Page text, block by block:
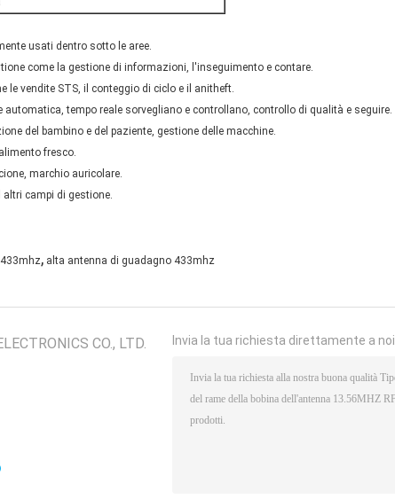
usati dentro sotto le aree.
come la gestione di informazioni, l'inseguimento e contare.
le vendite STS, il conteggio di ciclo e il anitheft.
tempo reale sorvegliano e controllano, controllo di qualità e seguire.
del bambino e del paziente, gestione delle macchine.
fresco.
marchio auricolare.
altri campi di gestione.
, alta antenna di guadagno 433mhz
CO., LTD. Invia la tua richiesta direttamente a noi